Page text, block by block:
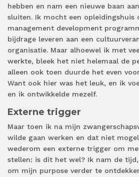
hebben en nam een nieuwe baan
sluiten. Ik mocht een opleidingshuis
management development
bijdrage leveren aan een
organisatie. Maar alhoewel ik met
werkte, bleek het niet helemaal de
alleen ook toen duurde het even
Want ook hier was het leuk, en ik
en ik ontwikkelde mezelf.
Externe trigger
Maar toen ik na mijn
wilde gaan werken en dat niet
wederom een externe trigger om
stellen: is dit het wel? Ik nam de
om mijn purpose verder te